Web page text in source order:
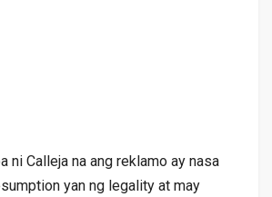
ni Calleja na ang reklamo ay nasa
yan ng legality at may